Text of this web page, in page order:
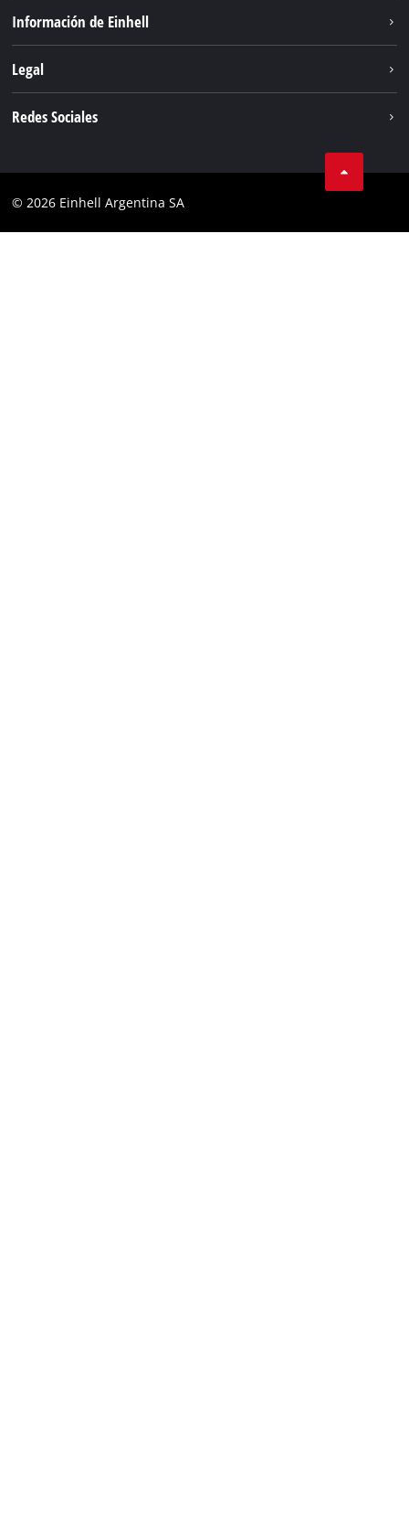
Servicio
Información de Einhell
Einhell global
Legal
Cumplimiento
Redes Sociales
Instagram
© 2026 Einhell Argentina SA